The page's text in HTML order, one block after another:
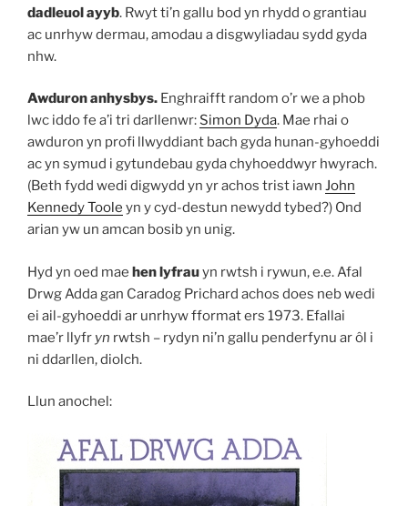
dadleuol ayyb. Rwyt ti’n gallu bod yn rhydd o grantiau
ac unrhyw dermau, amodau a disgwyliadau sydd gyda
nhw.
Awduron anhysbys. Enghraifft random o’r we a phob
lwc iddo fe a’i tri darllenwr: Simon Dyda. Mae rhai o
awduron yn profi llwyddiant bach gyda hunan-gyhoeddi
ac yn symud i gytundebau gyda chyhoeddwyr hwyrach.
(Beth fydd wedi digwydd yn yr achos trist iawn John
Kennedy Toole yn y cyd-destun newydd tybed?) Ond
arian yw un amcan bosib yn unig.
Hyd yn oed mae hen lyfrauyn rwtsh i rywun, e.e. Afal
Drwg Adda gan Caradog Prichard achos does neb wedi
ei ail-gyhoeddi ar unrhyw fformat ers 1973. Efallai
mae’r llyfr yn rwtsh – rydyn ni’n gallu penderfynu ar ôl i
ni ddarllen, diolch.
Llun anochel: